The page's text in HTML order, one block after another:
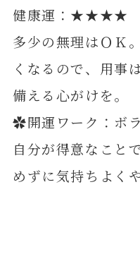
健康運：★★★★
多少の無理はＯＫ
くなるので、用事
備える心がけを。
✿開運ワーク：ボラ
自分が得意なこと
めずに気持ちよくや